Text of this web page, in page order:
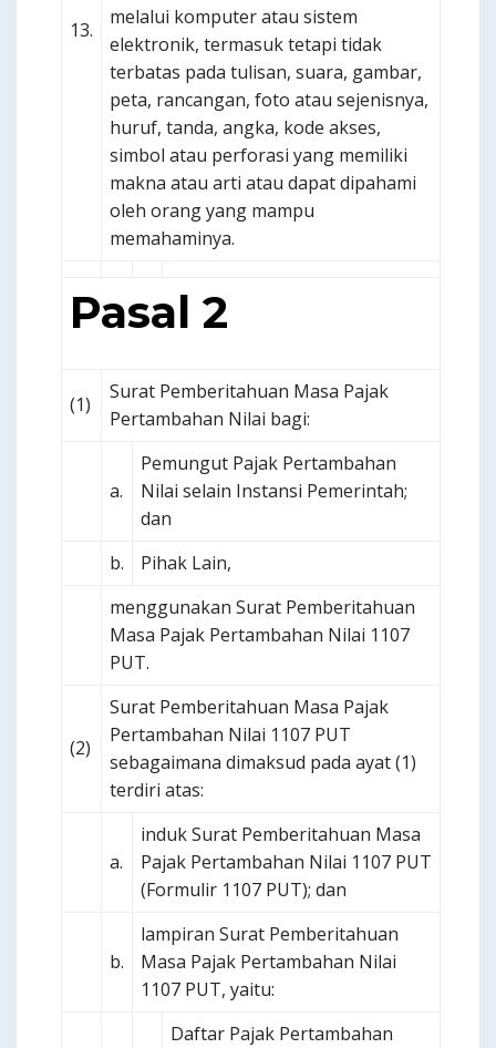
13.
melalui komputer atau sistem
elektronik, termasuk tetapi tidak
terbatas pada tulisan, suara, gambar,
peta, rancangan, foto atau sejenisnya,
huruf, tanda, angka, kode akses,
simbol atau perforasi yang memiliki
makna atau arti atau dapat dipahami
oleh orang yang mampu
memahaminya.
Pasal 2
(1)
Surat Pemberitahuan Masa Pajak
Pertambahan Nilai bagi:
a.
Pemungut Pajak Pertambahan
Nilai selain Instansi Pemerintah;
dan
b.
Pihak Lain,
menggunakan Surat Pemberitahuan
Masa Pajak Pertambahan Nilai 1107
PUT.
(2)
Surat Pemberitahuan Masa Pajak
Pertambahan Nilai 1107 PUT
sebagaimana dimaksud pada ayat (1)
terdiri atas:
a.
induk Surat Pemberitahuan Masa
Pajak Pertambahan Nilai 1107 PUT
(Formulir 1107 PUT); dan
b.
lampiran Surat Pemberitahuan
Masa Pajak Pertambahan Nilai
1107 PUT, yaitu:
Daftar Pajak Pertambahan